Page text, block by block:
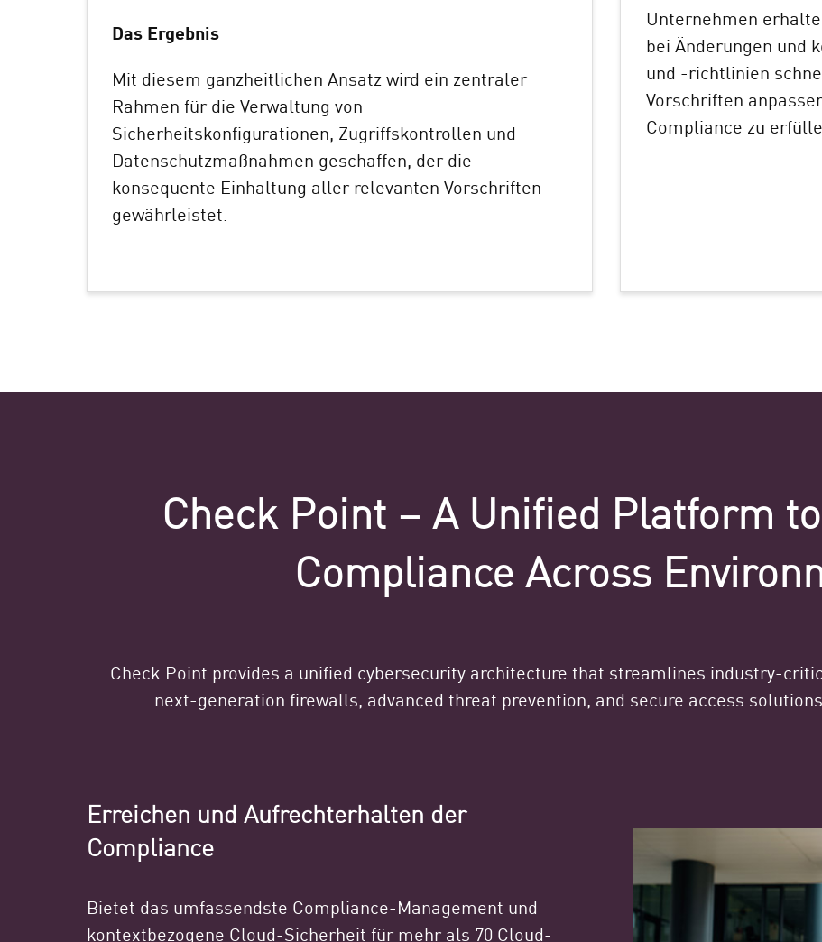
Das Ergebnis
Mit diesem ganzheitlichen Ansatz wird ein zentraler
Rahmen für die Verwaltung von
Sicherheitskonfigurationen, Zugriffskontrollen und
Datenschutzmaßnahmen geschaffen, der die
konsequente Einhaltung aller relevanten Vorschriften
gewährleistet.
Unternehmen
bei Änderungen und
und -richtlinien
Vorschriften
Compliance zu
Check Point – A Unified Platform
Compliance Across
Check Point provides a unified cybersecurity architecture that streamlines industry-
next-generation firewalls, advanced threat prevention, and secure access
Erreichen und Aufrechterhalten der
Compliance
Bietet das umfassendste Compliance-Management und
kontextbezogene Cloud-Sicherheit für mehr als 70 Cloud-